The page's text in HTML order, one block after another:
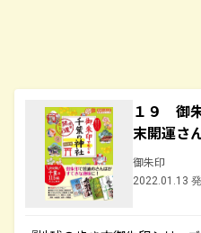
１９ 御
末開運さ
御朱印
2022.01.13